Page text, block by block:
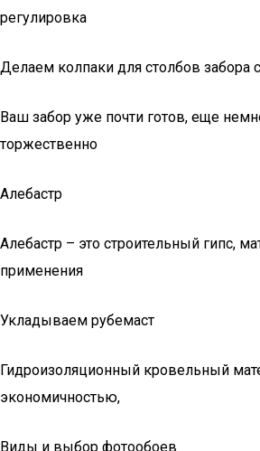
регулировка
Делаем колпаки для столбов забора
Ваш забор уже почти готов, еще
торжественно
Алебастр
Алебастр – это строительный гипс,
применения
Укладываем рубемаст
Гидроизоляционный кровельный
экономичностью,
Виды и выбор фотообоев